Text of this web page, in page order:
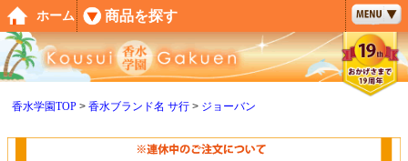
香水学園TOP 香水ブランド名 サ行 ジョーバン
ペー
ジト
ップ
へ
ホーム 商品を探す